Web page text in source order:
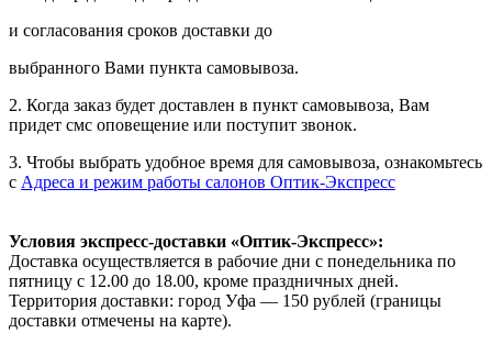
и согласования сроков доставки до
выбранного Вами пункта самовывоза.
2. Когда заказ будет доставлен в пункт самовывоза, Вам
придет смс оповещение или поступит звонок.
3. Чтобы выбрать удобное время для самовывоза, ознакомьтесь
с Адреса и режим работы салонов Оптик-Экспресс
Условия экспресс-доставки «Оптик-Экспресс»:
Доставка осуществляется в рабочие дни с понедельника по
пятницу с 12.00 до 18.00, кроме праздничных дней.
Территория доставки: город Уфа — 150 рублей (границы
доставки отмечены на карте).